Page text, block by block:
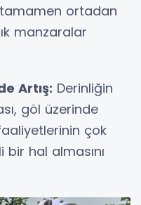
ortadan
manzaralar
Artış: Derinliğin
göl üzerinde
çok
hal almasını